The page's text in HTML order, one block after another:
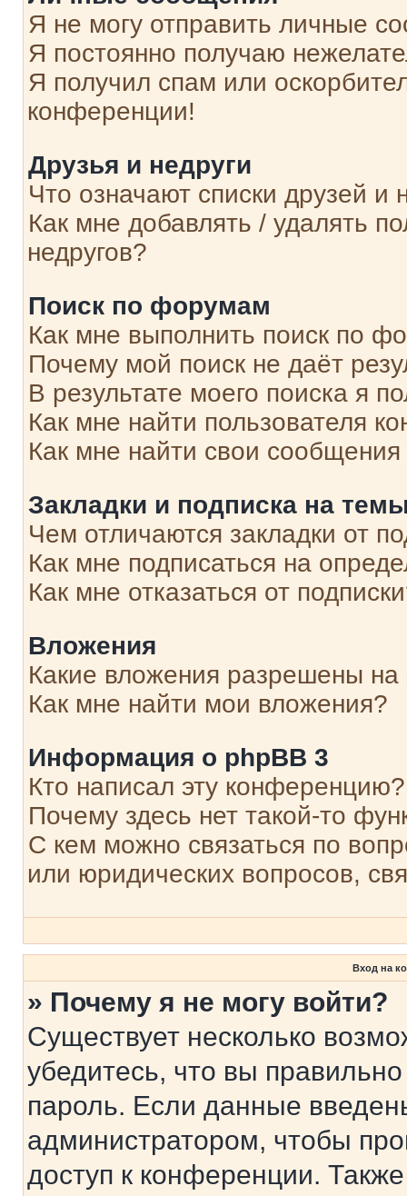
Я не могу отправить личные
Я постоянно получаю
Я получил спам или
конференции!
Друзья и недруги
Что означают списки друзей и
Как мне добавлять / удалять
недругов?
Поиск по форумам
Как мне выполнить поиск по
Почему мой поиск не даёт
В результате моего поиска я
Как мне найти пользователя
Как мне найти свои
Закладки и подписка на
Чем отличаются закладки от
Как мне подписаться на
Как мне отказаться от
Вложения
Какие вложения разрешены
Как мне найти мои вложения?
Информация о phpBB 3
Кто написал эту конференцию?
Почему здесь нет такой-то
С кем можно связаться по
или юридических вопросов,
Вход на
» Почему я не могу войти?
Существует несколько
убедитесь, что вы
пароль. Если данные
администратором, чтобы
доступ к конференции.